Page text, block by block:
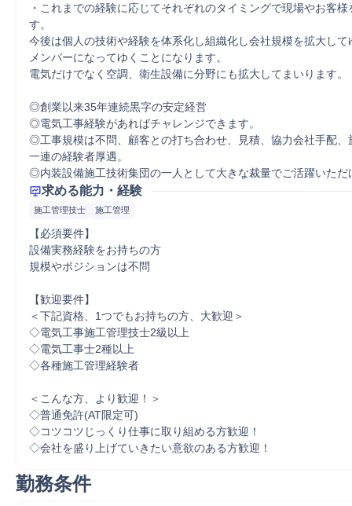
・これまでの経験に応じてそれぞれのタイミングで現場やお客様
す。
今後は個人の技術や経験を体系化し組織化し会社規模を拡大して
メンバーになってゆくことになります。
電気だけでなく空調、衛生設備に分野にも拡大してまいります。
◎創業以来35年連続黒字の安定経営
◎電気工事経験があればチャレンジできます。
◎工事規模は不問、顧客との打ち合わせ、見積、協力会社手配、
一連の経験者厚遇。
◎内装設備施工技術集団の一人として大きな裁量でご活躍いただ
求める能力・経験
施工管理技士 施工管理
【必須要件】
設備実務経験をお持ちの方
規模やポジションは不問
【歓迎要件】
＜下記資格、1つでもお持ちの方、大歓迎＞
◇電気工事施工管理技士2級以上
◇電気工事士2種以上
◇各種施工管理経験者
＜こんな方、より歓迎！＞
◇普通免許(AT限定可)
◇コツコツじっくり仕事に取り組める方歓迎！
◇会社を盛り上げていきたい意欲のある方歓迎！
勤務条件